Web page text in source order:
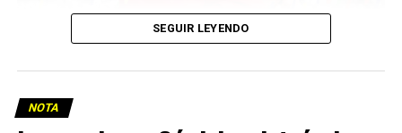
SEGUIR LEYENDO
NOTA